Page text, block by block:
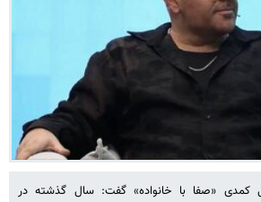
کمدی «صفا با خانواده» گفت: سال گذشته در